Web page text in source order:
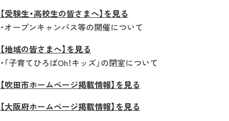
【受験生・高校生の皆さまへ】を見る
・オープンキャンパス等の開催について
【地域の皆さまへ】を見る
・「子育てひろばOh！キッズ」の閉室について
【吹田市ホームページ掲載情報】を見る
【大阪府ホームページ掲載情報】を見る